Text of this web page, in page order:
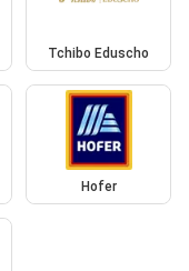
Tchibo Eduscho
Hofer